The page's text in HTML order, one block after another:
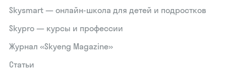
Skysmart — онлайн-школа для детей и подростков
Skypro — курсы и профессии
Журнал «Skyeng Magazine»
Статьи